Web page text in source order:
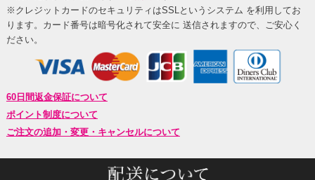
※クレジットカードのセキュリティはSSLというシステム を利用してお
ります。カード番号は暗号化されて安全に 送信されますので、ご安心く
ださい。
60日間返金保証について
ポイント制度について
ご注文の追加・変更・キャンセルについて